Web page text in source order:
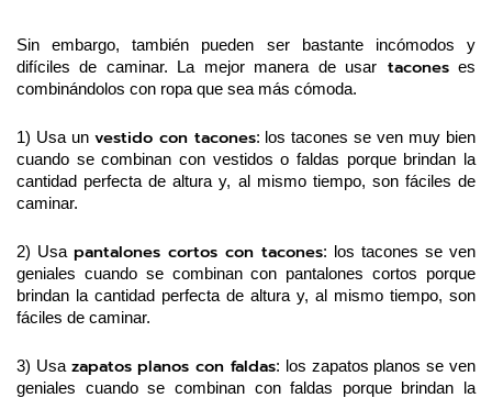
Sin embargo, también pueden ser bastante incómodos y
difíciles de caminar. La mejor manera de usar
tacones es
combinándolos con ropa que sea más cómoda.
1) Usa un vestido con tacones: los tacones se ven muy bien
cuando se combinan con vestidos o faldas porque brindan la
cantidad perfecta de altura y, al mismo tiempo, son fáciles de
caminar.
2) Usa pantalones cortos con tacones: los tacones se ven
geniales cuando se combinan con pantalones cortos porque
brindan la cantidad perfecta de altura y, al mismo tiempo, son
fáciles de caminar.
3) Usa zapatos planos con faldas: los zapatos planos se ven
geniales cuando se combinan con faldas porque brindan la